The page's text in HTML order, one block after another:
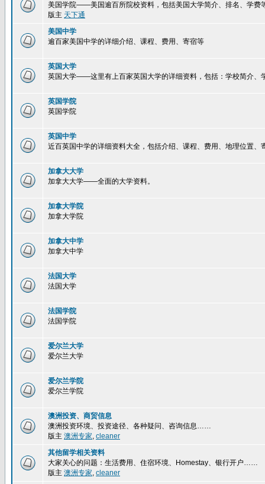
美国学院——美国逾百所院校资料，包括美国大学简介、排名、学
版主 天下通
美国中学
逾百家美国中学的详细介绍、课程、费用、寄宿等
英国大学
英国大学——这里有上百家英国大学的详细资料，包括：学校简介、
英国学院
英国学院
英国中学
近百英国中学的详细资料大全，包括介绍、课程、费用、地理位置、
加拿大大学
加拿大大学——全面的大学资料。
加拿大学院
加拿大学院
加拿大中学
加拿大中学
法国大学
法国大学
法国学院
法国学院
爱尔兰大学
爱尔兰大学
爱尔兰学院
爱尔兰学院
澳洲投资、商贸信息
澳洲投资环境、投资途径、各种疑问、咨询信息……
版主 澳洲专家, cleaner
其他留学相关资料
大家关心的问题：生活费用、住宿环境、Homestay、银行开户……
版主 澳洲专家, cleaner